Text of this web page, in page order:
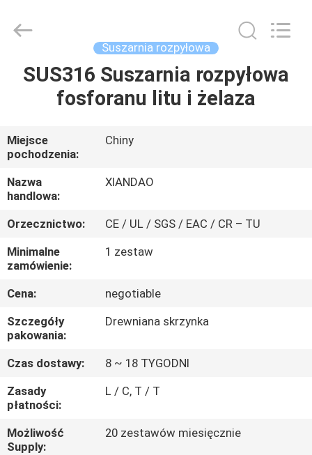
DOM
O
NAS
WYCIECZKA
PO
KONTROLA
JAKOŚCI
SKONTAKTUJ
SIĘ
Z
Technology
Reserved.
Suszarnia rozpyłowa
SUS316 Suszarnia rozpyłowa
fosforanu litu i żelaza
Miejsce
pochodzenia:
Chiny
Nazwa
handlowa:
XIANDAO
Orzecznictwo:
CE / UL / SGS / EAC / CR – TU
Minimalne
zamówienie:
1 zestaw
Cena:
negotiable
Szczegóły
pakowania:
Drewniana skrzynka
Czas dostawy:
8 ~ 18 TYGODNI
Zasady
płatności:
L / C, T / T
Możliwość
Supply:
20 zestawów miesięcznie